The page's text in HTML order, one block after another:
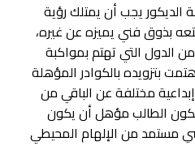
الديكور يجب أن يمتلك رؤية
بذوق فني يميزه عن غيره،
الدول التي تهتم بمواكبة
بتزويده بالكوادر المؤهلة
مختلفة عن الباقي من
الطالب مؤهل أن يكون
مستمد من الإلهام المحيطي